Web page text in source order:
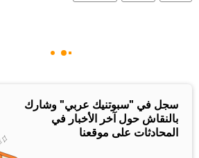
سجل في "سبوتنيك عربي" وشارك
بالنقاش حول آخر الأخبار في
المحادثات على موقعنا